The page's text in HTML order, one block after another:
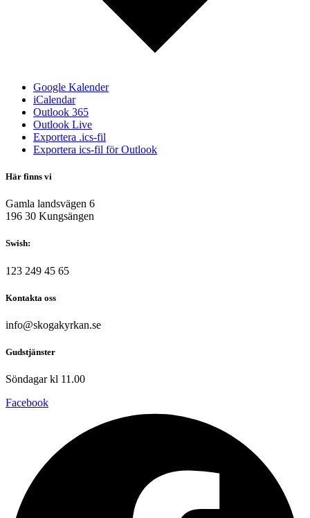
Google Kalender
iCalendar
Outlook 365
Outlook Live
Exportera .ics-fil
Exportera ics-fil för Outlook
Här finns vi
Gamla landsvägen 6
196 30 Kungsängen
Swish:
123 249 45 65
Kontakta oss
info@skogakyrkan.se
Gudstjänster
Söndagar kl 11.00
Facebook